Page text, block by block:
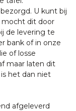
U kunt bij
mocht dit door
de levering te
bank of in onze
of losse
maar laten dit
het dan niet
afgeleverd